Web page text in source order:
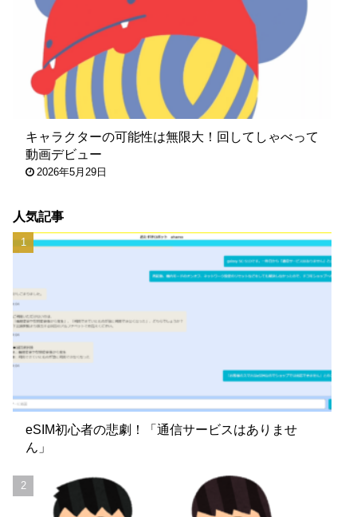
キャラクターの可能性は無限大！回してしゃべって
動画デビュー
2026年5月29日
人気記事
eSIM初心者の悲劇！「通信サービスはありませ
ん」